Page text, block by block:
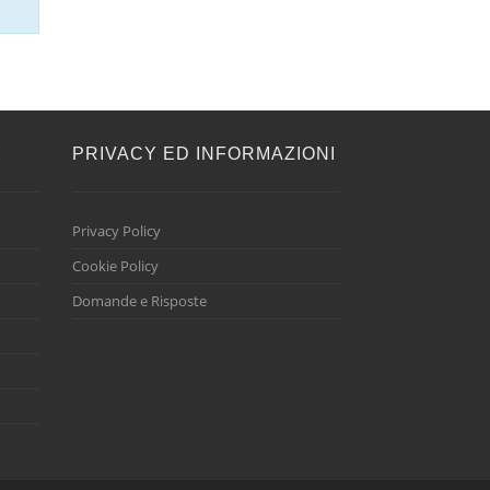
PRIVACY ED INFORMAZIONI
Privacy Policy
Cookie Policy
Domande e Risposte